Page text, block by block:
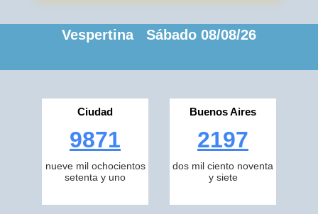
Vespertina Sábado 08/08/26
Ciudad
9871
nueve mil ochocientos
setenta y uno
Buenos Aires
2197
dos mil ciento noventa
y siete